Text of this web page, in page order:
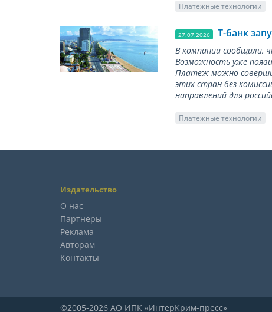
Платежные технологии
27.07.2026 Т-банк
В компании сообщили,
Возможность уже
Платеж можно
этих стран без
направлений для
Платежные технологии
Издательство
О нас
Партнеры
Реклама
Авторам
Контакты
©2005-2026 АО ИПК «ИнтерКрим-пресс»